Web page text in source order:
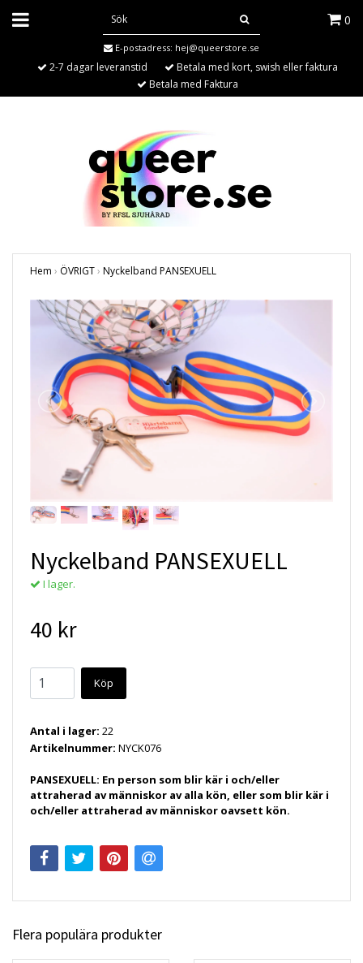
0
E-postadress: hej@queerstore.se
2-7 dagar leveranstid
Betala med kort, swish eller faktura
Betala med Faktura
Hem › ÖVRIGT› Nyckelband PANSEXUELL
Nyckelband PANSEXUELL
I lager.
40 kr
Köp
Antal i lager: 22
Artikelnummer: NYCK076
PANSEXUELL: En person som blir kär i och/eller
attraherad av människor av alla kön, eller som blir kär i
och/eller attraherad av människor oavsett kön.
Flera populära produkter